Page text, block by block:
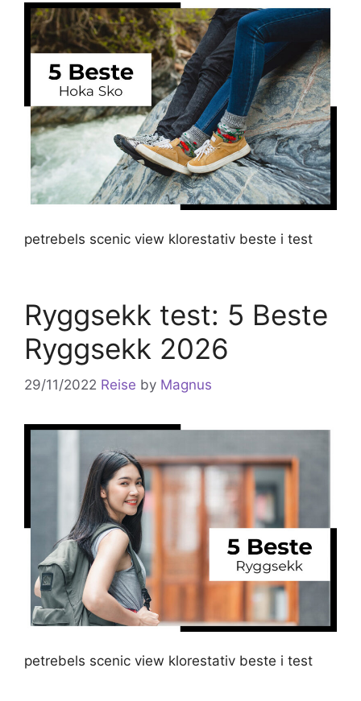
petrebels scenic view klorestativ beste i test
Ryggsekk test: 5 Beste
Ryggsekk 2026
29/11/2022 Reise by Magnus
petrebels scenic view klorestativ beste i test